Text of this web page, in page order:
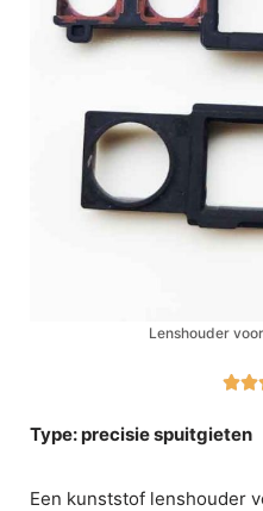
Lenshouder

Type: precisie spuitgieten
Een kunststof lenshouder